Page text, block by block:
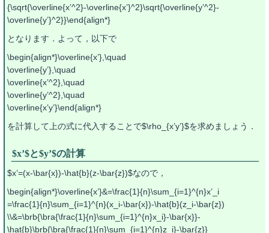
{\sqrt{\overline{x’^2}-\overline{x’}^2}\sqrt{\overline{y’^2}-
\overline{y’}^2}}\end{align*}
となります．よって，以下で
\begin{align*}\overline{x’},\quad
\overline{y’},\quad
\overline{x’^2},\quad
\overline{y’^2},\quad
\overline{x’y’}\end{align*}
を計算して上の式に代入することで$\rho_{x’y’}$を求めましょう．
$x’$と$y’$の計算
$x’=(x-\bar{x})-\hat{b}(z-\bar{z})$なので，
\begin{align*}\overline{x’}&=\frac{1}{n}\sum_{i=1}^{n}x’_i
=\frac{1}{n}\sum_{i=1}^{n}(x_i-\bar{x})-\hat{b}(z_i-\bar{z})
\\&=\brb{\bra{\frac{1}{n}\sum_{i=1}^{n}x_i}-\bar{x}}-
\hat{b}\brb{\bra{\frac{1}{n}\sum_{i=1}^{n}z_i}-\bar{z}}